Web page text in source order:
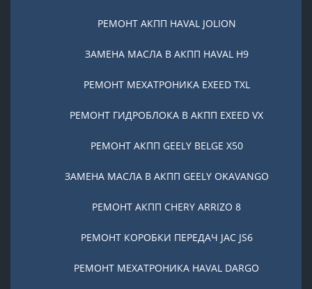
РЕМОНТ АКПП HAVAL JOLION
ЗАМЕНА МАСЛА В АКПП HAVAL H9
РЕМОНТ МЕХАТРОНИКА EXEED TXL
РЕМОНТ ГИДРОБЛОКА В АКПП EXEED VX
РЕМОНТ АКПП GEELY BELGE X50
ЗАМЕНА МАСЛА В АКПП GEELY OKAVANGO
РЕМОНТ АКПП CHERY ARRIZO 8
РЕМОНТ КОРОБКИ ПЕРЕДАЧ JAC JS6
РЕМОНТ МЕХАТРОНИКА HAVAL DARGO